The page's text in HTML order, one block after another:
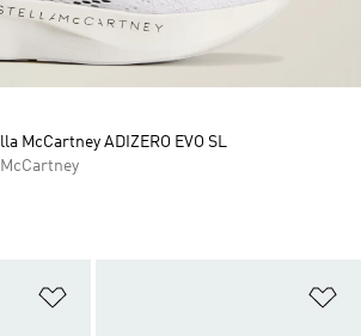
McCartney ADIZERO EVO SL